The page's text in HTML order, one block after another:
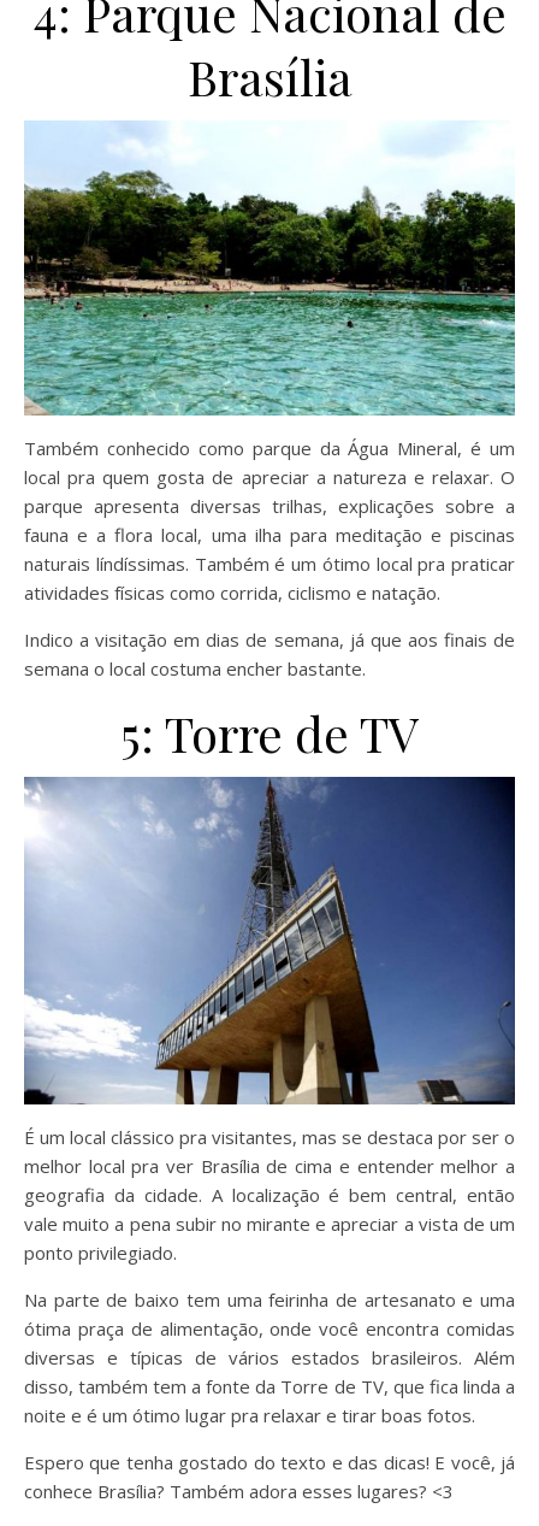
Brasília
Também conhecido como parque da Água Mineral, é um
local pra quem gosta de apreciar a natureza e relaxar. O
parque apresenta diversas trilhas, explicações sobre a
fauna e a flora local, uma ilha para meditação e piscinas
naturais líndíssimas. Também é um ótimo local pra praticar
atividades físicas como corrida, ciclismo e natação.
Indico a visitação em dias de semana, já que aos finais de
semana o local costuma encher bastante.
5: Torre de TV
É um local clássico pra visitantes, mas se destaca por ser o
melhor local pra ver Brasília de cima e entender melhor a
geografia da cidade. A localização é bem central, então
vale muito a pena subir no mirante e apreciar a vista de um
ponto privilegiado.
Na parte de baixo tem uma feirinha de artesanato e uma
ótima praça de alimentação, onde você encontra comidas
diversas e típicas de vários estados brasileiros. Além
disso, também tem a fonte da Torre de TV, que fica linda a
noite e é um ótimo lugar pra relaxar e tirar boas fotos.
Espero que tenha gostado do texto e das dicas! E você, já
conhece Brasília? Também adora esses lugares? <3